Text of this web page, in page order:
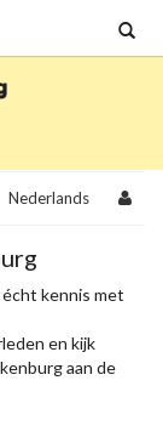
Nederlands
écht kennis met
en kijk
aan de